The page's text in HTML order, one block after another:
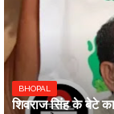
BHOPAL
शिवराज सिंह के बेटे